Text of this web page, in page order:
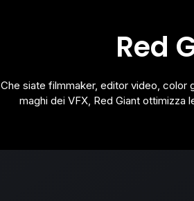
Red
Che siate filmmaker, editor video, color
maghi dei VFX, Red Giant ottimizza